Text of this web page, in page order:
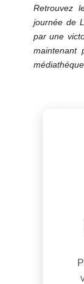
Retrouvez
journée de
par une
maintenant